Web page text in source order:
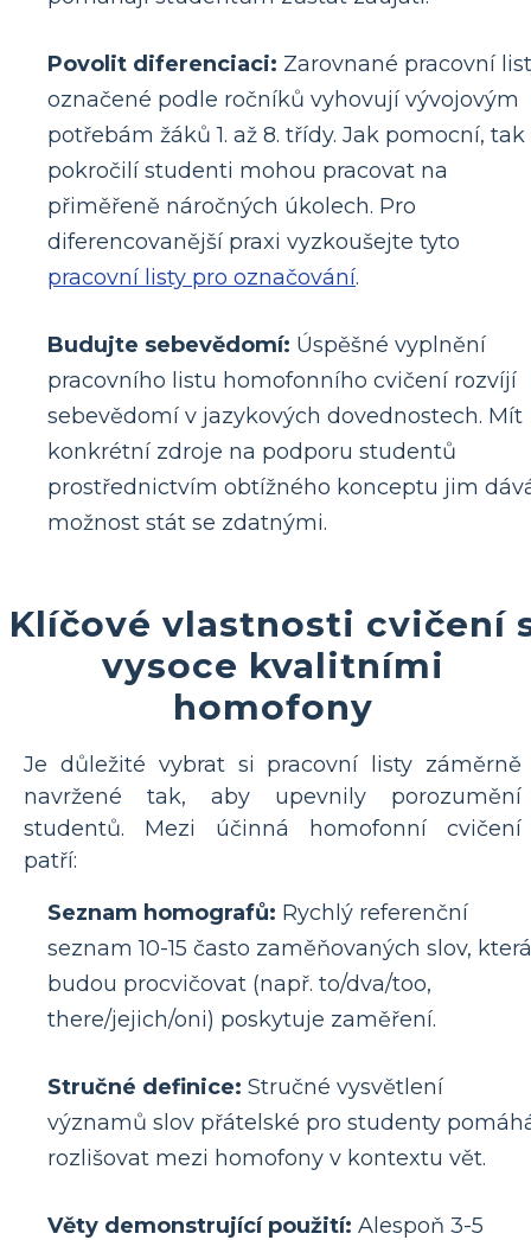
Povolit diferenciaci: Zarovnané pracovní
označené podle ročníků vyhovují vývojovým
potřebám žáků 1. až 8. třídy. Jak pomocní, tak
pokročilí studenti mohou pracovat na
přiměřeně náročných úkolech. Pro
diferencovanější praxi vyzkoušejte tyto
pracovní listy pro označování.
Budujte sebevědomí: Úspěšné vyplnění
pracovního listu homofonního cvičení rozvíjí
sebevědomí v jazykových dovednostech. Mít
konkrétní zdroje na podporu studentů
prostřednictvím obtížného konceptu jim
možnost stát se zdatnými.
Klíčové vlastnosti cvičení
vysoce kvalitními
homofony
Je důležité vybrat si pracovní listy záměrně
navržené tak, aby upevnily porozumění
studentů. Mezi účinná homofonní cvičení
patří:
Seznam homografů: Rychlý referenční
seznam 10-15 často zaměňovaných slov, která
budou procvičovat (např. to/dva/too,
there/jejich/oni) poskytuje zaměření.
Stručné definice: Stručné vysvětlení
významů slov přátelské pro studenty
rozlišovat mezi homofony v kontextu vět.
Věty demonstrující použití: Alespoň 3-5